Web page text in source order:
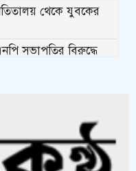
থেকে যুবকের
সভাপতির বিরুদ্ধে
ওপর সন্ত্রাসী
বরিশালে রেফার